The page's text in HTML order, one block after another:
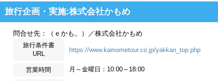
旅行企画・実施:株式会社かもめ
問合せ先：（ｅかも。）／株式会社かもめ
旅行条件書
URL
https://www.kamometour.co.jp/yakkan_top.php
営業時間 月～金曜日：10:00～18:00